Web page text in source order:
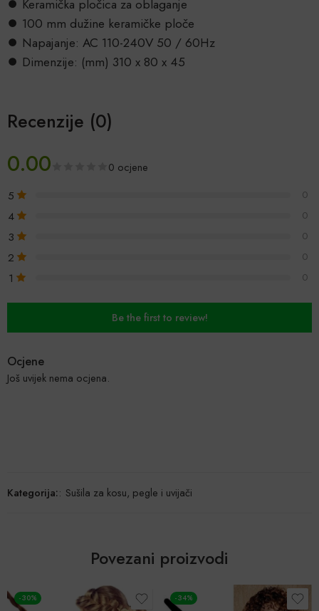
⏺ Keramička pločica za oblaganje
⏺ 100 mm dužine keramičke ploče
⏺ Napajanje: AC 110-240V 50 / 60Hz
⏺ Dimenzije: (mm) 310 x 80 x 45
Recenzije (0)
0.00 0 ocjene
5 0
4 0
3 0
2 0
1 0
Be the first to review!
Ocjene
Još uvijek nema ocjena.
Kategorija:: Sušila za kosu, pegle i uvijači
Povezani proizvodi
-30%
-34%